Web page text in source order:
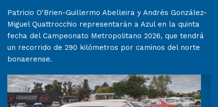
Patricio O'Brien-Guillermo Abelleira y Andrés González-
Miguel Quattrocchio representarán a Azul en la quinta
fecha del Campeonato Metropolitano 2026, que tendrá
un recorrido de 290 kilómetros por caminos del norte
bonaerense.